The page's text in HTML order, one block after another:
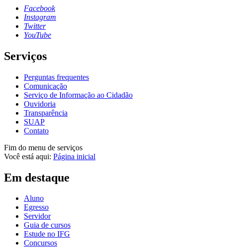
Facebook
Instagram
Twitter
YouTube
Serviços
Perguntas frequentes
Comunicação
Serviço de Informação ao Cidadão
Ouvidoria
Transparência
SUAP
Contato
Fim do menu de serviços
Você está aqui: Página inicial
Em destaque
Aluno
Egresso
Servidor
Guia de cursos
Estude no IFG
Concursos